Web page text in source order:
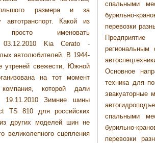
размера и за
автотранспорт. Какой из
просто именовать
03.12.2010 Kia Cerato -
автолюбителей. В 1944-
утреней свежести, Южной
на тот момент
компания, которой дали
19.11.2010 Зимние шины
TS 810 для российских
других моделей шин не
великолепного сцепления
спальными
бурильно-
перевозки
региональным
Основное
техника для
эвакуаторные
спальными
бурильно-
перевозки